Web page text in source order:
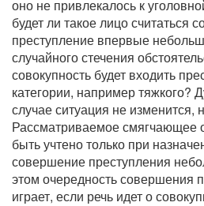
оно не привлекалось к
будет ли такое лицо считаться
преступление впервые
случайного стечения
совокупность будет входить
категории, например тяжкого?
случае ситуация не изменится,
Рассматриваемое смягчающее
быть учтено только при
совершение преступления
этом очередность совершения
играет, если речь идет о